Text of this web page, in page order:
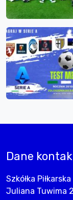
Dane
Szkółka Piłkarska
Juliana Tuwima